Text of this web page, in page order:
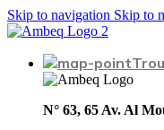
Skip to navigation Skip to
N° 63, 65 Av. Al